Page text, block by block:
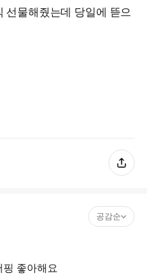
선물해줬는데 당일에 뜯으
공감순
좋아해요